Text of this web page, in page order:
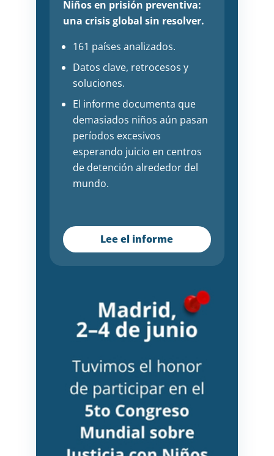
Niños en prisión preventiva:
una crisis global sin resolver.
161 países analizados.
Datos clave, retrocesos y
soluciones.
El informe documenta que
demasiados niños aún pasan
períodos excesivos
esperando juicio en centros
de detención alrededor del
mundo.
Lee el informe